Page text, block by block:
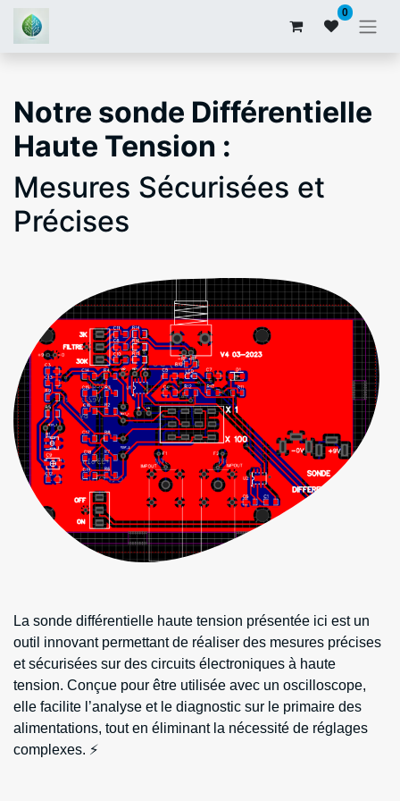
0
Notre sonde Différentielle
Haute Tension :
Mesures Sécurisées et
Précises
La sonde différentielle haute tension présentée ici est un
outil innovant permettant de réaliser des mesures précises
et sécurisées sur des circuits électroniques à haute
tension. Conçue pour être utilisée avec un oscilloscope,
elle facilite l’analyse et le diagnostic sur le primaire des
alimentations, tout en éliminant la nécessité de réglages
complexes. ⚡